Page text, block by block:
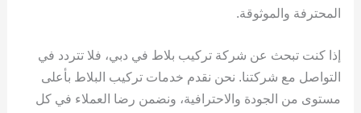
المحترفة والموثوقة.
إذا كنت تبحث عن شركة تركيب بلاط في دبي، فلا تتردد في
التواصل مع شركتنا. نحن نقدم خدمات تركيب البلاط بأعلى
مستوى من الجودة والاحترافية، ونضمن رضا العملاء في كل